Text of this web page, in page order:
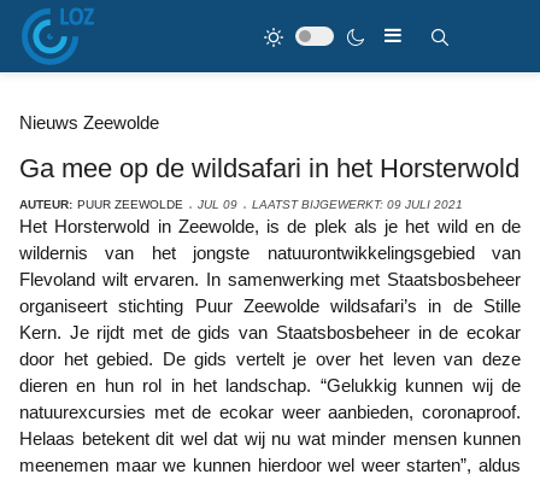
Nieuws Zeewolde
Ga mee op de wildsafari in het Horsterwold
AUTEUR: PUUR ZEEWOLDE JUL 09 LAATST BIJGEWERKT: 09 JULI 2021
Het Horsterwold in Zeewolde, is de plek als je het wild en de
wildernis van het jongste natuurontwikkelingsgebied van
Flevoland wilt ervaren. In samenwerking met Staatsbosbeheer
organiseert stichting Puur Zeewolde wildsafari’s in de Stille
Kern. Je rijdt met de gids van Staatsbosbeheer in de ecokar
door het gebied. De gids vertelt je over het leven van deze
dieren en hun rol in het landschap. “Gelukkig kunnen wij de
natuurexcursies met de ecokar weer aanbieden, coronaproof.
Helaas betekent dit wel dat wij nu wat minder mensen kunnen
meenemen maar we kunnen hierdoor wel weer starten”, aldus